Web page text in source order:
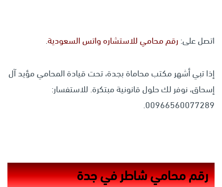
اتصل على: رقم محامي للاستشاره واتس السعودية.
إذا تبي أشهر مكتب محاماة بجدة، تحت قيادة المحامي مؤيد آل
إسحاق، نوفر لك حلول قانونية مبتكرة. للاستفسار:
00966560077289.
رقم محامي شاطر في جدة